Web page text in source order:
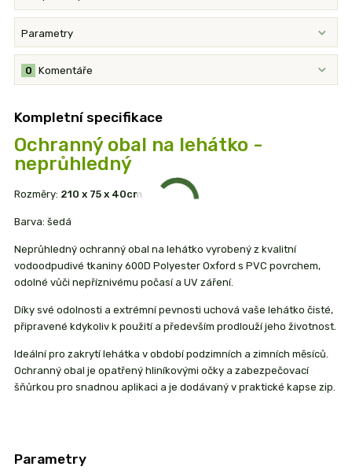
Parametry
Komentáře
0
Kompletní specifikace
Ochranný obal na lehátko -
neprůhledný
Rozměry: 210 x 75 x 40cm
Barva: šedá
Neprůhledný ochranný obal na lehátko vyrobený z kvalitní
vodoodpudivé tkaniny 600D Polyester Oxford s PVC povrchem,
odolné vůči nepříznivému počasí a UV záření.
Díky své odolnosti a extrémní pevnosti uchová vaše lehátko čisté,
připravené kdykoliv k použití a především prodlouží jeho životnost.
Ideální pro zakrytí lehátka v období podzimních a zimních měsíců.
Ochranný obal je opatřený hliníkovými očky a zabezpečovací
šňůrkou pro snadnou aplikaci a je dodávaný v praktické kapse zip.
Parametry